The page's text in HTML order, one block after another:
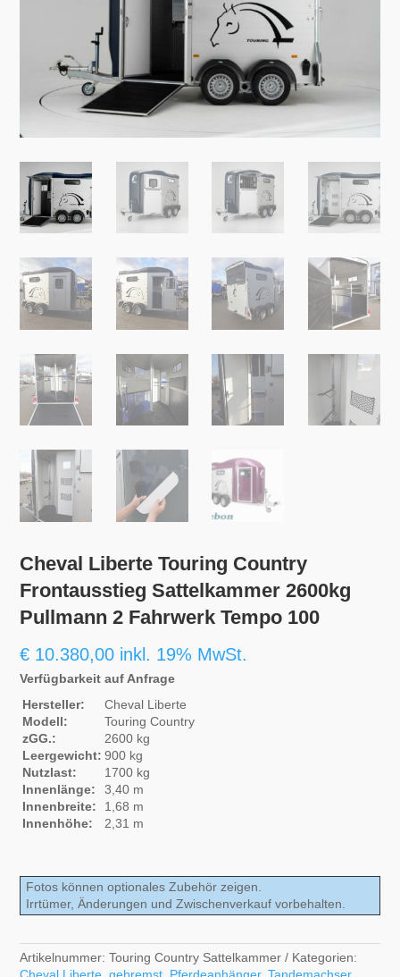
Cheval Liberte Touring Country
Frontausstieg Sattelkammer 2600kg
Pullmann 2 Fahrwerk Tempo 100
€ 10.380,00 inkl. 19% MwSt.
Verfügbarkeit auf Anfrage
Hersteller:
Cheval Liberte
Modell:
Touring Country
zGG.:
2600 kg
Leergewicht: 900 kg
Nutzlast:
1700 kg
Innenlänge:
3,40 m
Innenbreite:
1,68 m
Innenhöhe:
2,31 m
Fotos können optionales Zubehör zeigen.
Irrtümer, Änderungen und Zwischenverkauf vorbehalten.
Artikelnummer:Touring Country Sattelkammer
Kategorien:
Cheval Liberte ,gebremst Pferdeanhänger,Tandemachser,